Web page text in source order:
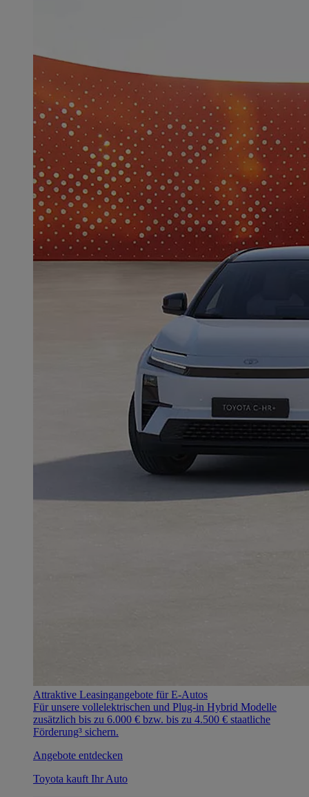
Attraktive Leasingangebote für E-Autos
Für unsere vollelektrischen und Plug-in Hybrid Modelle
zusätzlich bis zu 6.000 € bzw. bis zu 4.500 € staatliche
Förderung³ sichern.
Angebote entdecken
Toyota kauft Ihr Auto